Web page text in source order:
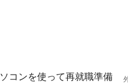
コンを使って再就職準備